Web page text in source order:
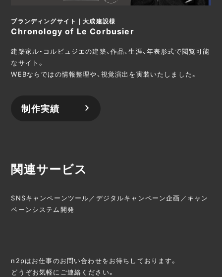
ブランディングサイト｜大成建設様
Chronology of Le Corbusier
建築家ル・コルビュジエの建築、作品、生涯、年表形式で閲覧可能
なサイト。
WEBならではの情報整理や、視覚演出を実装いたしました。
制作実績
関連サービス
SNSキャンペーンツール ／ デジタルキャンペーン企画 ／ キャン
ペーンシステム開発
n2pはお仕事のお問い合わせをお待ちしております。
どうぞお気軽にご連絡ください。